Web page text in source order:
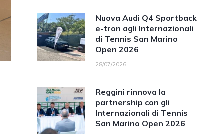
Nuova Audi Q4 Sportback
e-tron agli Internazionali
di Tennis San Marino
Open 2026
28/07/2026
Reggini rinnova la
partnership con gli
Internazionali di Tennis
San Marino Open 2026